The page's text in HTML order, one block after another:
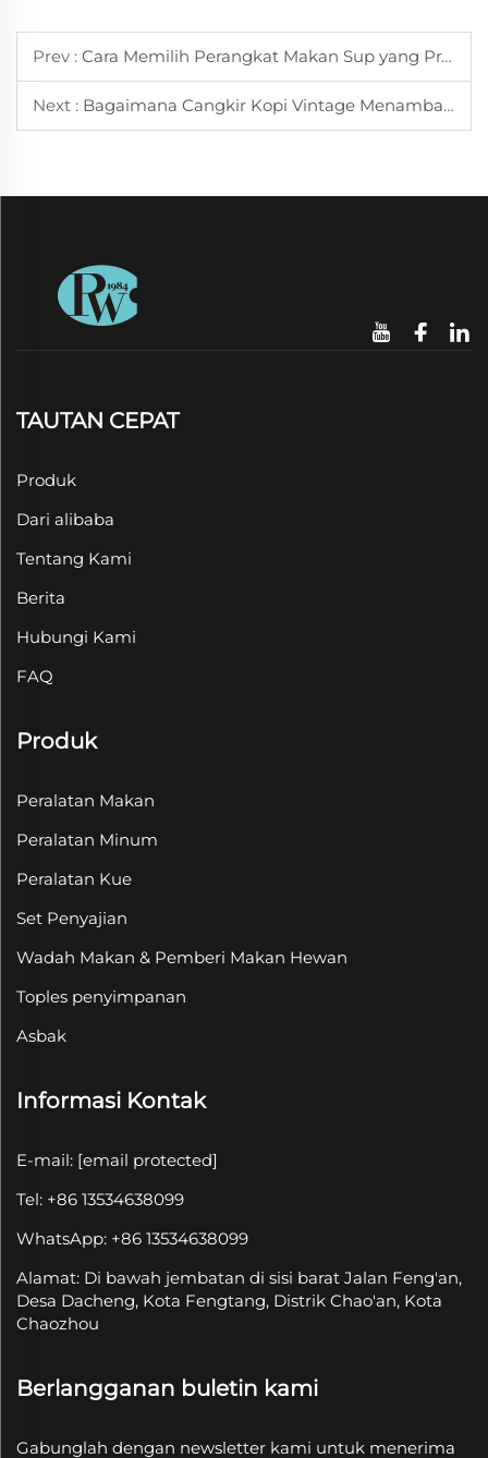
Prev : Cara Memilih Perangkat Makan Sup yang Praktis dan Stylish untuk Penggunaan di Rumah
Next : Bagaimana Cangkir Kopi Vintage Menambah Nuansa Nostalgia pada Rutinitas Minum Kopi Harian
TAUTAN CEPAT
Produk
Dari alibaba
Tentang Kami
Berita
Hubungi Kami
FAQ
Produk
Peralatan Makan
Peralatan Minum
Peralatan Kue
Set Penyajian
Wadah Makan & Pemberi Makan Hewan
Toples penyimpanan
Asbak
Informasi Kontak
E-mail: [email protected]
Tel: +86 13534638099
WhatsApp: +86 13534638099
Alamat: Di bawah jembatan di sisi barat Jalan Feng'an,
Desa Dacheng, Kota Fengtang, Distrik Chao'an, Kota
Chaozhou
Berlangganan buletin kami
Gabunglah dengan newsletter kami untuk menerima